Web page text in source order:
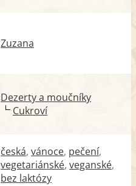
Zuzana
Dezerty a moučníky
Cukroví
česká vánoce pečení
vegetariánské veganské
bez laktózy